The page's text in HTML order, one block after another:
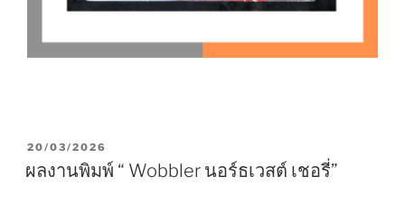
P
S
20/03/2026
ผลงานพิมพ์ “ Wobbler นอร์ธเวสต์ เชอรี่”